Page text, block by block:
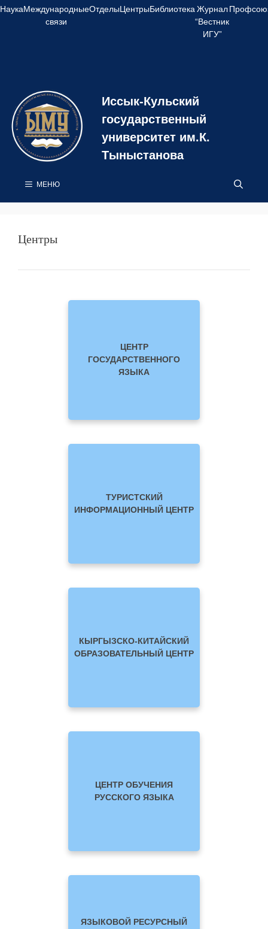
Перейти
НаукаМеждународные
связи
ОтделыЦентрыБиблиотека Журнал
“Вестник
ИГУ”
Иссык-Кульский
государственный
университет им.К.
Тыныстанова
МЕНЮ
Центры
ЦЕНТР
ГОСУДАРСТВЕННОГО
ЯЗЫКА
ТУРИСТСКИЙ
ИНФОРМАЦИОННЫЙ ЦЕНТР
КЫРГЫЗСКО-КИТАЙСКИЙ
ОБРАЗОВАТЕЛЬНЫЙ ЦЕНТР
ЦЕНТР ОБУЧЕНИЯ
РУССКОГО ЯЗЫКА
ЯЗЫКОВОЙ РЕСУРСНЫЙ